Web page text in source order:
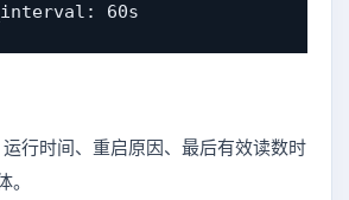
60s
行时间、重启原因、最后有效读数时